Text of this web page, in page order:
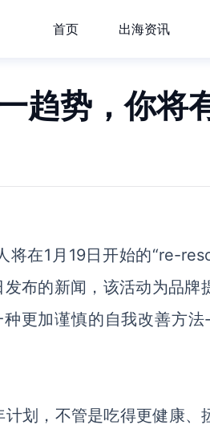
首页 出海资讯
趋势，你将
在1月19日开始的“re-
布的新闻，该活动为品
更加谨慎的自我改善方
划，不管是吃得更健康